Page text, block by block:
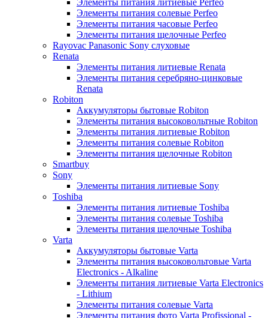
Элементы питания литиевые Perfeo
Элементы питания солевые Perfeo
Элементы питания часовые Perfeo
Элементы питания щелочные Perfeo
Rayovac Panasonic Sony слуховые
Renata
Элементы питания литиевые Renata
Элементы питания серебряно-цинковые
Renata
Robiton
Аккумуляторы бытовые Robiton
Элементы питания высоковольтные Robiton
Элементы питания литиевые Robiton
Элементы питания солевые Robiton
Элементы питания щелочные Robiton
Smartbuy
Sony
Элементы питания литиевые Sony
Toshiba
Элементы питания литиевые Toshiba
Элементы питания солевые Toshiba
Элементы питания щелочные Toshiba
Varta
Аккумуляторы бытовые Varta
Элементы питания высоковольтовые Varta
Electronics - Alkaline
Элементы питания литиевые Varta Electronics
- Lithium
Элементы питания солевые Varta
Элементы питания фото Varta Profissional -